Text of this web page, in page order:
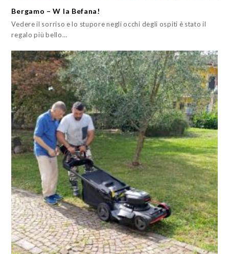
Bergamo – W la Befana!
Vedere il sorriso e lo stupore negli occhi degli ospiti è stato il
regalo più bello…